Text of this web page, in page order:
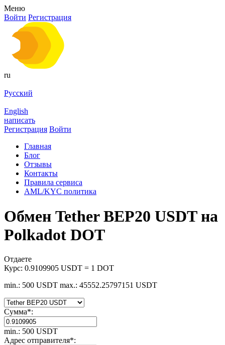
Меню
Войти Регистрация
ru
Русский
English
написать
Регистрация Войти
Главная
Блог
Отзывы
Контакты
Правила сервиса
AML/KYC политика
Обмен Tether BEP20 USDT на
Polkadot DOT
Отдаете
Курс: 0.9109905 USDT = 1 DOT
min.: 500 USDT max.: 45552.25797151 USDT
Сумма*:
min.: 500 USDT
Адрес отправителя*: